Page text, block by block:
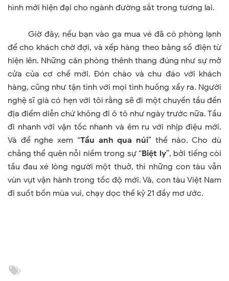
hình mới hiện đại cho ngành đường sắt trong tương lai.
Giờ đây, nếu bạn vào ga mua vé đã có phòng lạnh
để cho khách chờ đợi, và xếp hàng theo bảng số điện từ
hiện lên. Những căn phòng thênh thang đúng như sự mở
cửa của cơ chế mới. Đón chào và chu đáo với khách
hàng, cũng như tận tình với mọi tình huống xẩy ra. Người
nghệ sĩ già có hẹn với tôi rằng sẽ đi một chuyến tầu đến
địa điểm diễn chứ không đi ô tô như ngày trước nữa. Tầu
đi nhanh với vận tốc nhanh và êm ru với nhịp điệu mới.
Và để nghe xem “Tầu anh qua núi” thế nào. Cho dù
chẳng thể quên nỗi niềm trong sự “Biệt ly”, bởi tiếng còi
tầu đau xé lòng người một thuở, thì những con tàu vẫn
vùn vụt vận hành trong tốc độ mới. Và, con tàu Việt Nam
đi suốt bốn mùa vui, chạy dọc thế kỷ 21 đầy mơ ước.